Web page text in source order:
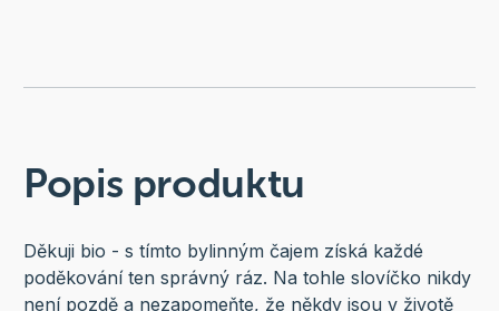
Popis produktu
Děkuji bio - s tímto bylinným čajem získá každé
poděkování ten správný ráz. Na tohle slovíčko nikdy
není pozdě a nezapomeňte, že někdy jsou v životě